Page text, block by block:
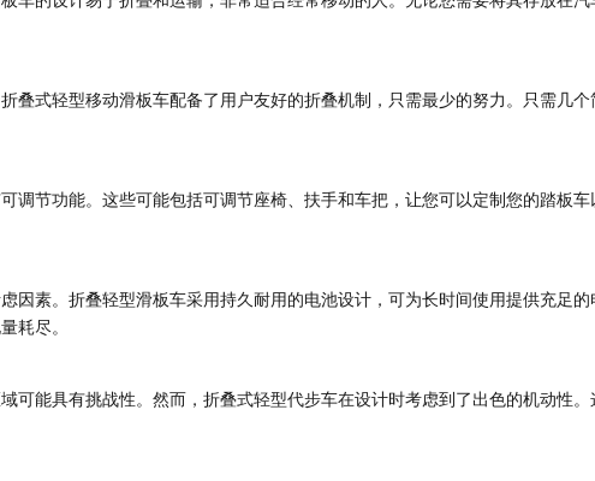
叠式轻型移动滑板车配备了用户友好的折叠机制，只需最少的努力。只需几
调节功能。这些可能包括可调节座椅、扶手和车把，让您可以定制您的踏板
因素。折叠轻型滑板车采用持久耐用的电池设计，可为长时间使用提供充足
耗尽。
可能具有挑战性。然而，折叠式轻型代步车在设计时考虑到了出色的机动性